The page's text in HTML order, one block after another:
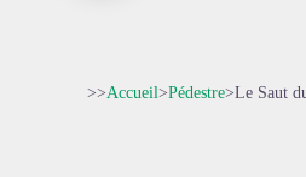
>>Accueil>Pédestre>Le Saut